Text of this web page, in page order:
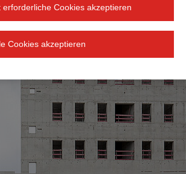
erforderliche Cookies akzeptieren
Cookies akzeptieren